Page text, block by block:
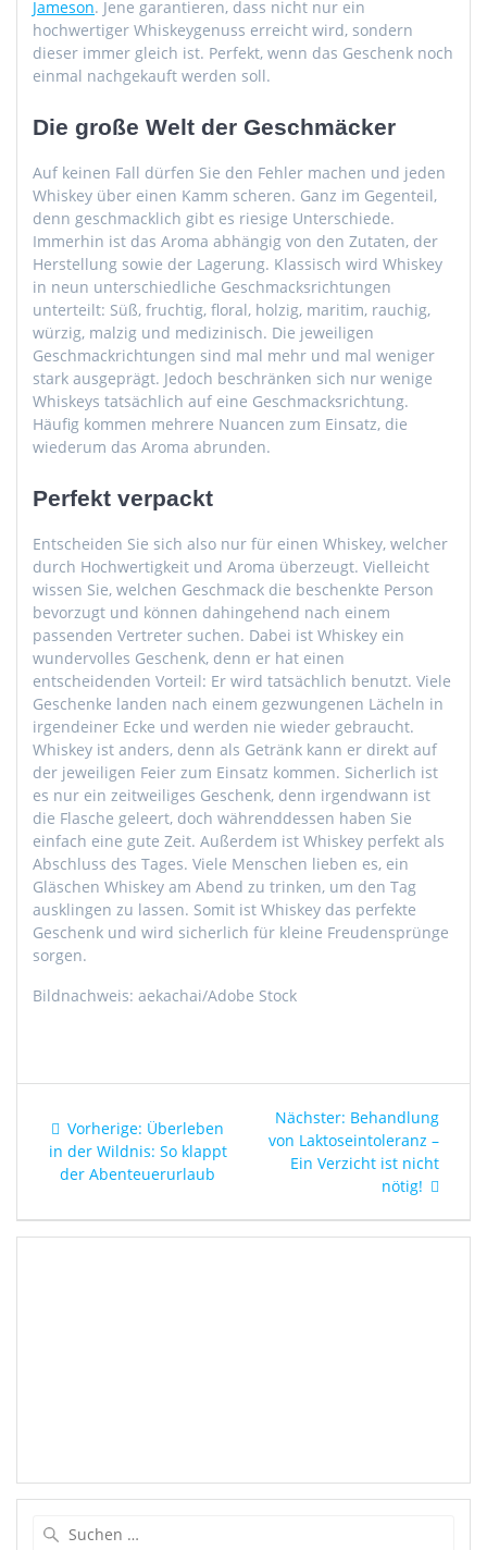
Jameson. Jene garantieren, dass nicht nur ein
hochwertiger Whiskeygenuss erreicht wird, sondern
dieser immer gleich ist. Perfekt, wenn das Geschenk noch
einmal nachgekauft werden soll.
Die große Welt der Geschmäcker
Auf keinen Fall dürfen Sie den Fehler machen und jeden
Whiskey über einen Kamm scheren. Ganz im Gegenteil,
denn geschmacklich gibt es riesige Unterschiede.
Immerhin ist das Aroma abhängig von den Zutaten, der
Herstellung sowie der Lagerung. Klassisch wird Whiskey
in neun unterschiedliche Geschmacksrichtungen
unterteilt: Süß, fruchtig, floral, holzig, maritim, rauchig,
würzig, malzig und medizinisch. Die jeweiligen
Geschmackrichtungen sind mal mehr und mal weniger
stark ausgeprägt. Jedoch beschränken sich nur wenige
Whiskeys tatsächlich auf eine Geschmacksrichtung.
Häufig kommen mehrere Nuancen zum Einsatz, die
wiederum das Aroma abrunden.
Perfekt verpackt
Entscheiden Sie sich also nur für einen Whiskey, welcher
durch Hochwertigkeit und Aroma überzeugt. Vielleicht
wissen Sie, welchen Geschmack die beschenkte Person
bevorzugt und können dahingehend nach einem
passenden Vertreter suchen. Dabei ist Whiskey ein
wundervolles Geschenk, denn er hat einen
entscheidenden Vorteil: Er wird tatsächlich benutzt. Viele
Geschenke landen nach einem gezwungenen Lächeln in
irgendeiner Ecke und werden nie wieder gebraucht.
Whiskey ist anders, denn als Getränk kann er direkt auf
der jeweiligen Feier zum Einsatz kommen. Sicherlich ist
es nur ein zeitweiliges Geschenk, denn irgendwann ist
die Flasche geleert, doch währenddessen haben Sie
einfach eine gute Zeit. Außerdem ist Whiskey perfekt als
Abschluss des Tages. Viele Menschen lieben es, ein
Gläschen Whiskey am Abend zu trinken, um den Tag
ausklingen zu lassen. Somit ist Whiskey das perfekte
Geschenk und wird sicherlich für kleine Freudensprünge
sorgen.
Bildnachweis: aekachai/Adobe Stock
Beitragsnavigation
Vorherige: Vorheriger
Beitrag:
Überleben
in der Wildnis: So klappt
der Abenteuerurlaub
Nächster: Nächster
Beitrag:
Behandlung
von Laktoseintoleranz –
Ein Verzicht ist nicht
nötig!